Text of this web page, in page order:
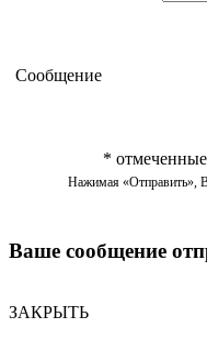
Сообщение
*
Нажимая «Отправить»,
Ваше сообщение
ЗАКРЫТЬ